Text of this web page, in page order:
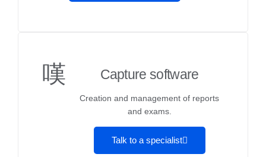
Capture software
Creation and management of reports
and exams.
Talk to a specialist